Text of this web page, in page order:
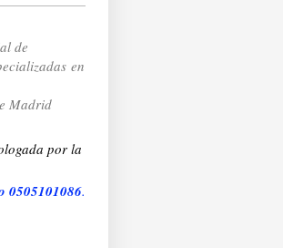
de
en
Madrid
por la
0505101086.